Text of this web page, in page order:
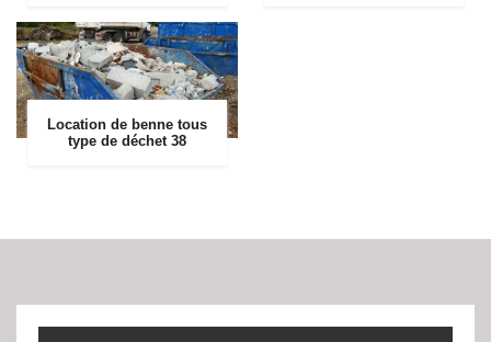
Location de benne tous
type de déchet 38